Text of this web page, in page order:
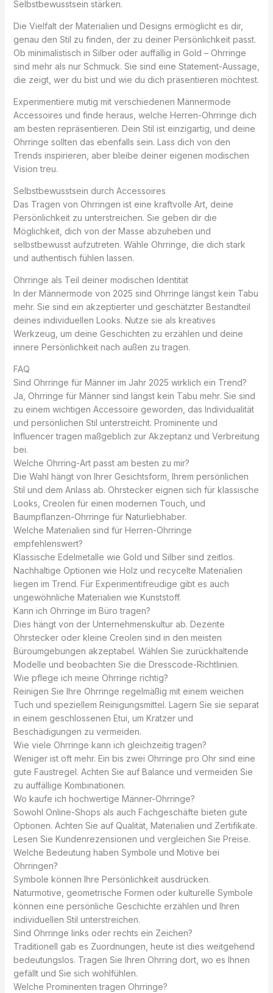
Selbstbewusstsein stärken.
Die Vielfalt der Materialien und Designs ermöglicht es dir,
genau den Stil zu finden, der zu deiner Persönlichkeit passt.
Ob minimalistisch in Silber oder auffällig in Gold – Ohrringe
sind mehr als nur Schmuck. Sie sind eine Statement-Aussage,
die zeigt, wer du bist und wie du dich präsentieren möchtest.
Experimentiere mutig mit verschiedenen Männermode
Accessoires und finde heraus, welche Herren-Ohrringe dich
am besten repräsentieren. Dein Stil ist einzigartig, und deine
Ohrringe sollten das ebenfalls sein. Lass dich von den
Trends inspirieren, aber bleibe deiner eigenen modischen
Vision treu.
Selbstbewusstsein durch Accessoires
Das Tragen von Ohrringen ist eine kraftvolle Art, deine
Persönlichkeit zu unterstreichen. Sie geben dir die
Möglichkeit, dich von der Masse abzuheben und
selbstbewusst aufzutreten. Wähle Ohrringe, die dich stark
und authentisch fühlen lassen.
Ohrringe als Teil deiner modischen Identität
In der Männermode von 2025 sind Ohrringe längst kein Tabu
mehr. Sie sind ein akzeptierter und geschätzter Bestandteil
deines individuellen Looks. Nutze sie als kreatives
Werkzeug, um deine Geschichten zu erzählen und deine
innere Persönlichkeit nach außen zu tragen.
FAQ
Sind Ohrringe für Männer im Jahr 2025 wirklich ein Trend?
Ja, Ohrringe für Männer sind längst kein Tabu mehr. Sie sind
zu einem wichtigen Accessoire geworden, das Individualität
und persönlichen Stil unterstreicht. Prominente und
Influencer tragen maßgeblich zur Akzeptanz und Verbreitung
bei.
Welche Ohrring-Art passt am besten zu mir?
Die Wahl hängt von Ihrer Gesichtsform, Ihrem persönlichen
Stil und dem Anlass ab. Ohrstecker eignen sich für klassische
Looks, Creolen für einen modernen Touch, und
Baumpflanzen-Ohrringe für Naturliebhaber.
Welche Materialien sind für Herren-Ohrringe
empfehlenswert?
Klassische Edelmetalle wie Gold und Silber sind zeitlos.
Nachhaltige Optionen wie Holz und recycelte Materialien
liegen im Trend. Für Experimentifreudige gibt es auch
ungewöhnliche Materialien wie Kunststoff.
Kann ich Ohrringe im Büro tragen?
Dies hängt von der Unternehmenskultur ab. Dezente
Ohrstecker oder kleine Creolen sind in den meisten
Büroumgebungen akzeptabel. Wählen Sie zurückhaltende
Modelle und beobachten Sie die Dresscode-Richtlinien.
Wie pflege ich meine Ohrringe richtig?
Reinigen Sie Ihre Ohrringe regelmäßig mit einem weichen
Tuch und speziellem Reinigungsmittel. Lagern Sie sie separat
in einem geschlossenen Etui, um Kratzer und
Beschädigungen zu vermeiden.
Wie viele Ohrringe kann ich gleichzeitig tragen?
Weniger ist oft mehr. Ein bis zwei Ohrringe pro Ohr sind eine
gute Faustregel. Achten Sie auf Balance und vermeiden Sie
zu auffällige Kombinationen.
Wo kaufe ich hochwertige Männer-Ohrringe?
Sowohl Online-Shops als auch Fachgeschäfte bieten gute
Optionen. Achten Sie auf Qualität, Materialien und Zertifikate.
Lesen Sie Kundenrezensionen und vergleichen Sie Preise.
Welche Bedeutung haben Symbole und Motive bei
Ohrringen?
Symbole können Ihre Persönlichkeit ausdrücken.
Naturmotive, geometrische Formen oder kulturelle Symbole
können eine persönliche Geschichte erzählen und Ihren
individuellen Stil unterstreichen.
Sind Ohrringe links oder rechts ein Zeichen?
Traditionell gab es Zuordnungen, heute ist dies weitgehend
bedeutungslos. Tragen Sie Ihren Ohrring dort, wo es Ihnen
gefällt und Sie sich wohlfühlen.
Welche Prominenten tragen Ohrringe?